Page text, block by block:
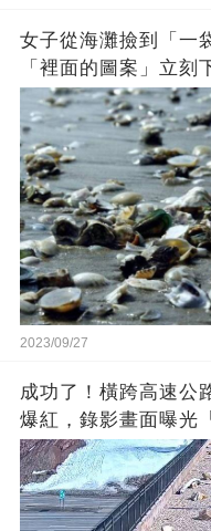
女子從海灘撿到「一
「裡面的圖案」立
2023/09/27
成功了！橫跨高速公
爆紅，錄影畫面曝光
歡呼